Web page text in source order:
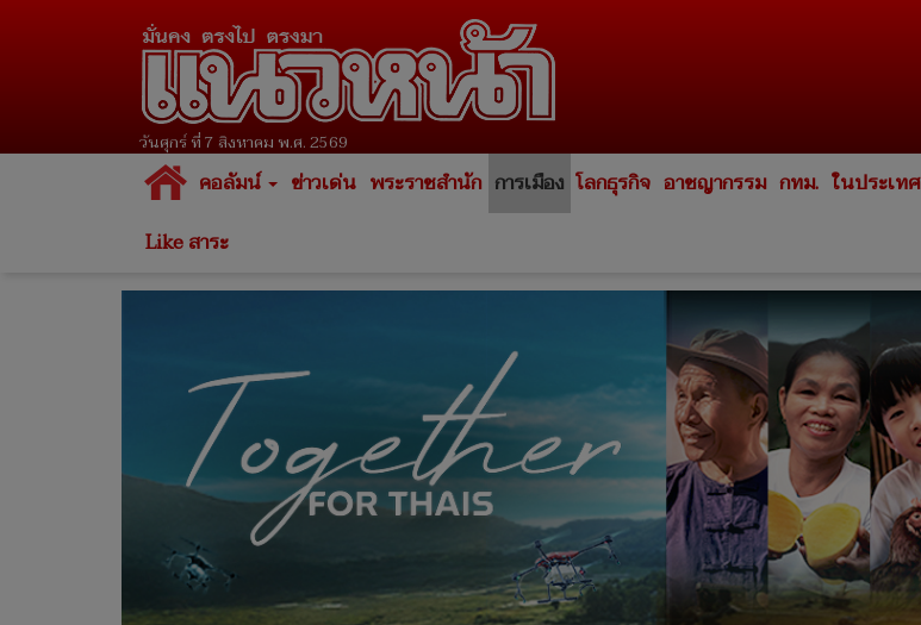
วันศุกร์ ที่ 7 สิงหาคม พ.ศ. 2569
คอลัมน์ ข่าวเด่น พระราชสำนัก การเมือง โลกธุรกิจ อาชญากรรม กทม. ในประเทศ
Like สาระ